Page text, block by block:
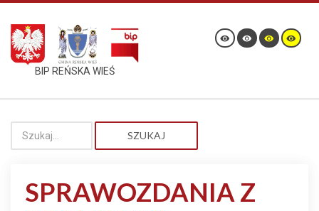
BIP REŃSKA WIEŚ
SZUKAJ
SPRAWOZDANIA Z